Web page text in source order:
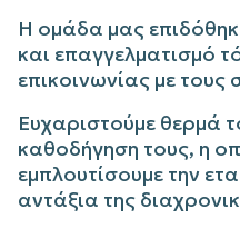
Η ομάδα μας
και επαγγελματισμό
επικοινωνίας με τους
Ευχαριστούμε θερμά
καθοδήγηση τους, η
εμπλουτίσουμε την
αντάξια της